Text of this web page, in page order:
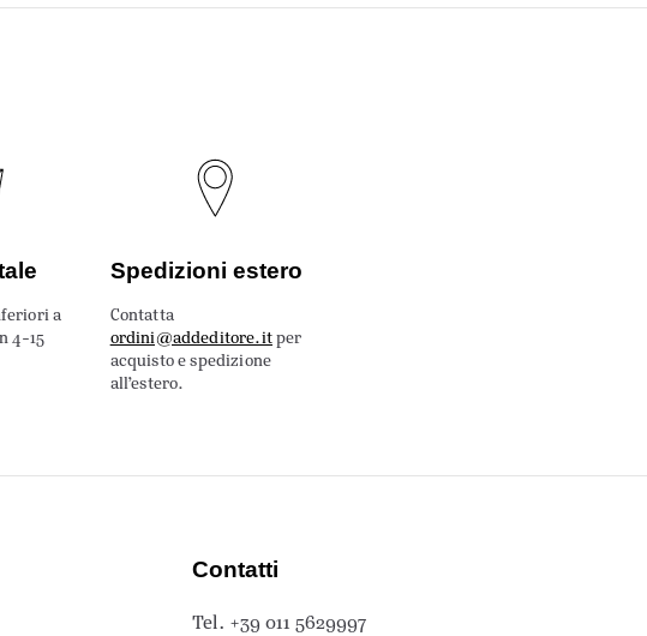
a
4-15
Spedizioni estero
Contatta
ordini@addeditore.itper
acquisto e spedizione
all’estero.
Contatti
Tel. +39 011 5629997